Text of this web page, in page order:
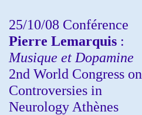
25/10/08 Conférence
Pierre Lemarquis :
Musique et Dopamine
2nd World Congress on
Controversies in
Neurology Athènes